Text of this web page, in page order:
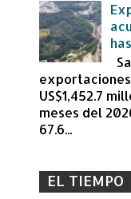
US$1,452.7
meses del
67.6...
EL TIEMPO